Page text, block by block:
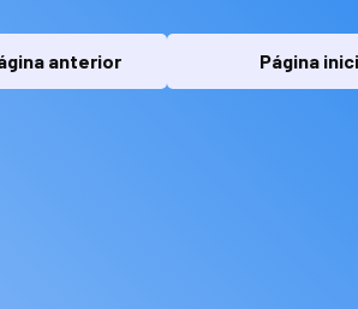
anterior Página